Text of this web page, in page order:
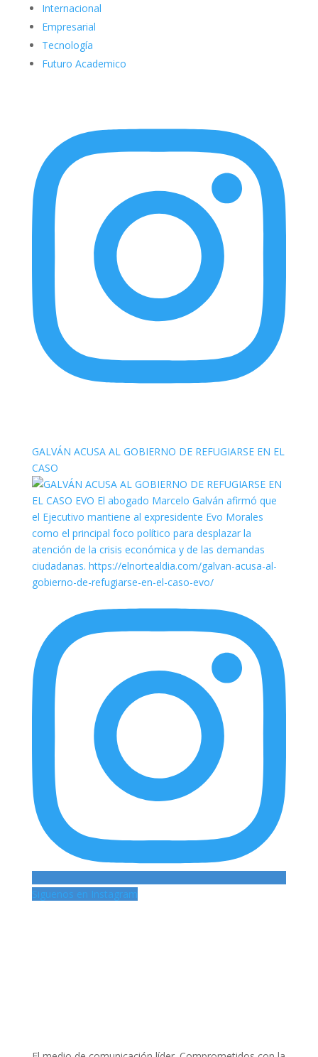
Internacional
Empresarial
Tecnología
Futuro Academico
GALVÁN ACUSA AL GOBIERNO DE REFUGIARSE EN EL
CASO
Siguenos en Instagram